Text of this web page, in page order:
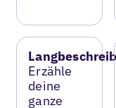
Erzähle
deine
ganze